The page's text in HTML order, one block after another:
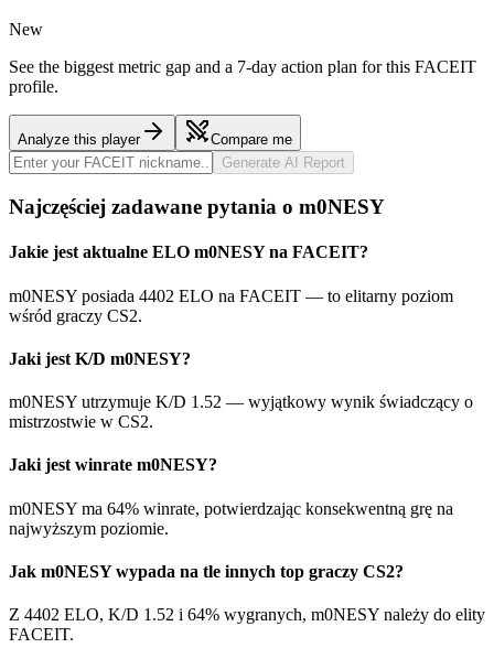
New
See the biggest metric gap and a 7-day action plan for this FACEIT
profile.
Analyze this player
Compare me
Generate AI Report
Najczęściej zadawane pytania o m0NESY
Jakie jest aktualne ELO m0NESY na FACEIT?
m0NESY posiada 4402 ELO na FACEIT — to elitarny poziom
wśród graczy CS2.
Jaki jest K/D m0NESY?
m0NESY utrzymuje K/D 1.52 — wyjątkowy wynik świadczący o
mistrzostwie w CS2.
Jaki jest winrate m0NESY?
m0NESY ma 64% winrate, potwierdzając konsekwentną grę na
najwyższym poziomie.
Jak m0NESY wypada na tle innych top graczy CS2?
Z 4402 ELO, K/D 1.52 i 64% wygranych, m0NESY należy do elity
FACEIT.